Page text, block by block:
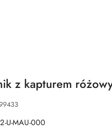
z kapturem
U-MAU-000